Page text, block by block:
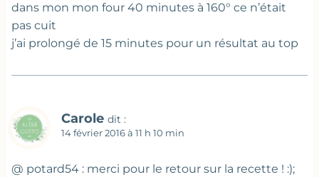
dans mon mon four 40 minutes à 160° ce n’était
pas cuit
j’ai prolongé de 15 minutes pour un résultat au top
Carole dit :
14 février 2016 à 11 h 10 min
@ potard54 : merci pour le retour sur la recette ! :);